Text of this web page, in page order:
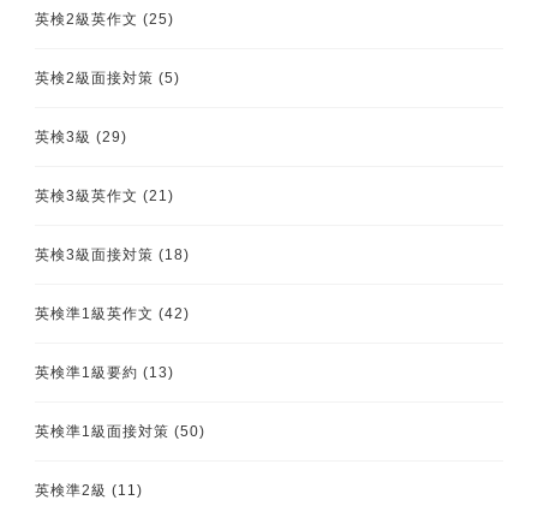
英検2級英作文 (25)
英検2級面接対策 (5)
英検3級 (29)
英検3級英作文 (21)
英検3級面接対策 (18)
英検準1級英作文 (42)
英検準1級要約 (13)
英検準1級面接対策 (50)
英検準2級 (11)